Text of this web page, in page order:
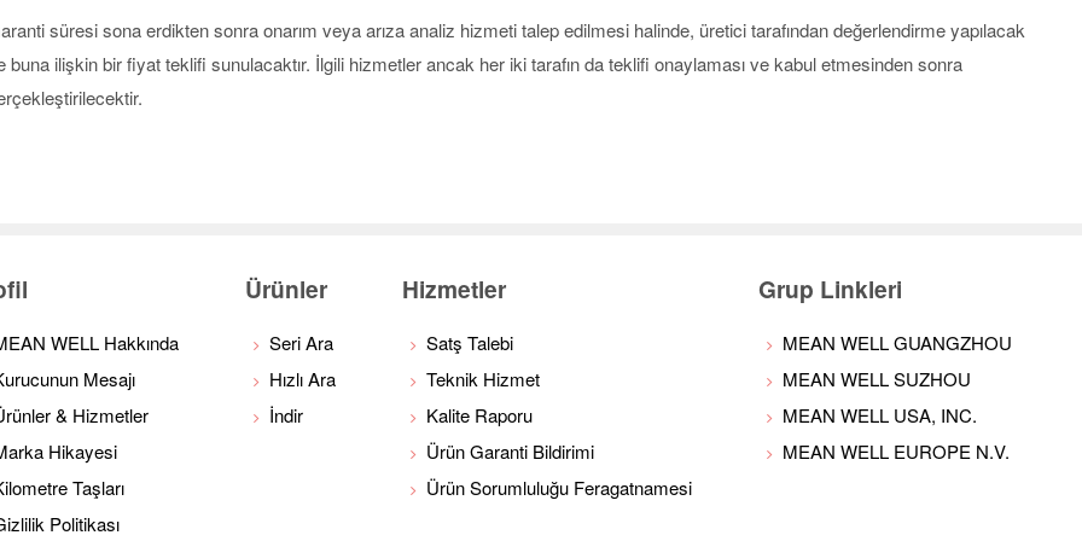
süresi sona erdikten sonra onarım veya arıza analiz hizmeti talep edilmesi halinde, üretici tarafından değerlendirme yapılacak
buna ilişkin bir fiyat teklifi sunulacaktır. İlgili hizmetler ancak her iki tarafın da teklifi onaylaması ve kabul etmesinden sonra
WELL Hakkında
Mesajı
& Hizmetler
Hikayesi
Taşları
Politikası
Ürünler
Seri Ara
Hızlı Ara
İndir
Hizmetler
Satş Talebi
Teknik Hizmet
Kalite Raporu
Ürün Garanti Bildirimi
Ürün Sorumluluğu Feragatnamesi
Grup Linkleri
MEAN WELL GUANGZHOU
MEAN WELL SUZHOU
MEAN WELL USA, INC.
MEAN WELL EUROPE N.V.